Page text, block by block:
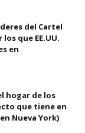
del Cartel
que EE.UU.
en
hogar de los
que tiene en
Nueva York)